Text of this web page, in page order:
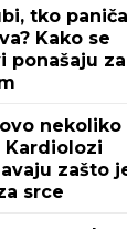
tko
Kako se
ponašaju za
nekoliko
zašto
srce